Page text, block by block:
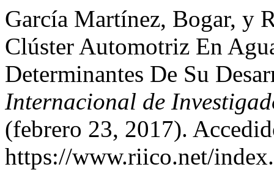
García Martínez, Bogar, y
Clúster Automotriz En
Determinantes De Su
Internacional de
(febrero 23, 2017).
https://www.riico.net/